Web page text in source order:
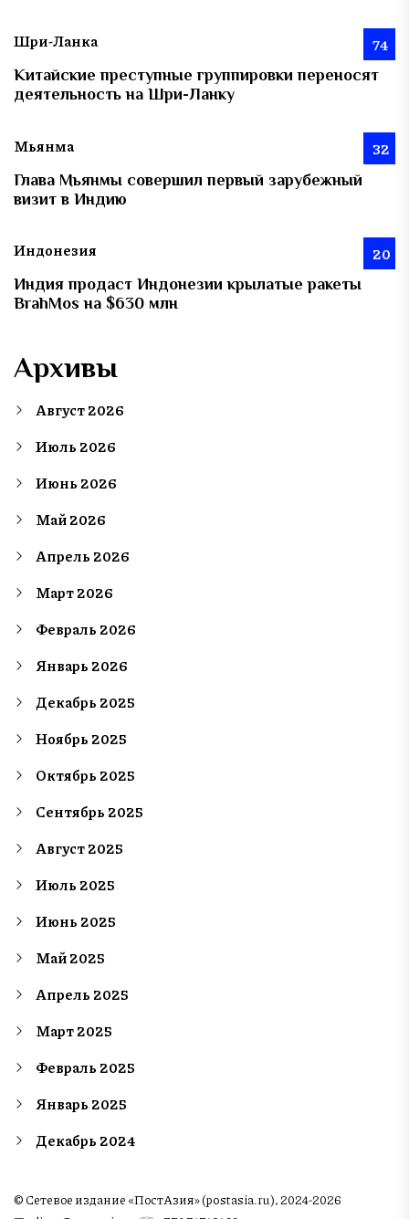
Шри-Ланка 74
Китайские преступные группировки переносят
деятельность на Шри-Ланку
Мьянма 32
Глава Мьянмы совершил первый зарубежный
визит в Индию
Индонезия 20
Индия продаст Индонезии крылатые ракеты
BrahMos на $630 млн
Архивы
Август 2026
Июль 2026
Июнь 2026
Май 2026
Апрель 2026
Март 2026
Февраль 2026
Январь 2026
Декабрь 2025
Ноябрь 2025
Октябрь 2025
Сентябрь 2025
Август 2025
Июль 2025
Июнь 2025
Май 2025
Апрель 2025
Март 2025
Февраль 2025
Январь 2025
Декабрь 2024
© Сетевое издание «ПостАзия» (postasia.ru), 2024-2026